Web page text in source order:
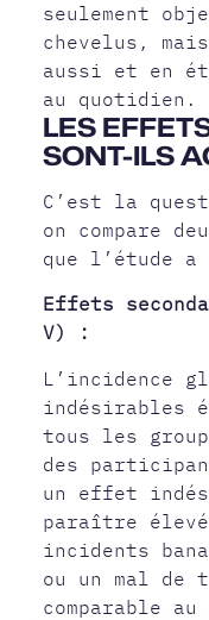
seulement
chevelus,
aussi et en
au quotidien.
LES
SONT-ILS
C’est la
on compare
que l’étude a
Effets
V) :
L’incidence
indésirables
tous les
des
un effet
paraître
incidents
ou un mal
comparable